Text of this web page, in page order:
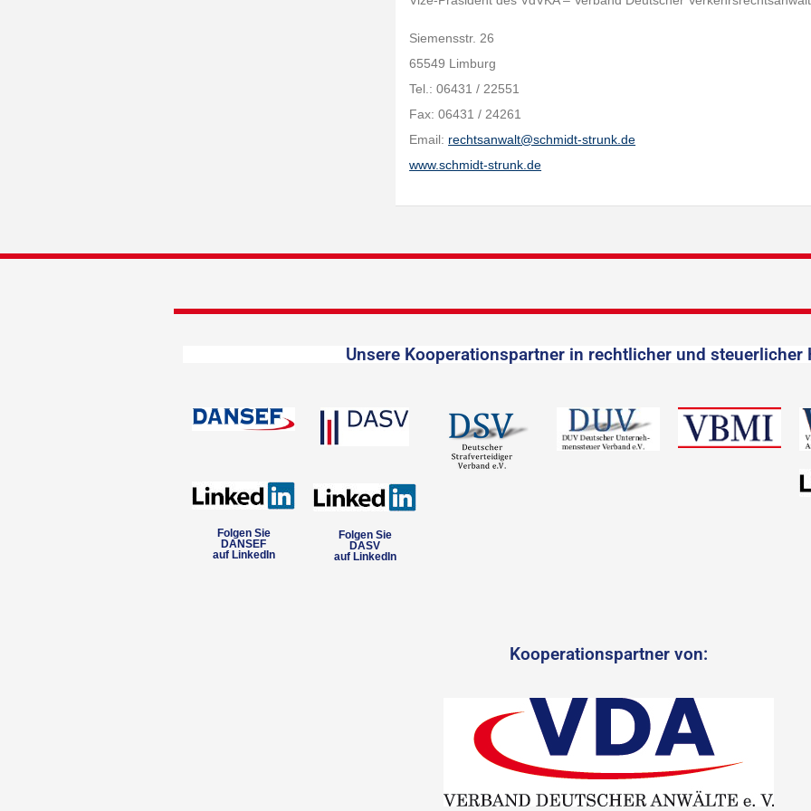
Siemensstr. 26
65549 Limburg
Tel.: 06431 / 22551
Fax: 06431 / 24261
Email: rechtsanwalt@schmidt-strunk.de
www.schmidt-strunk.de
Unsere Kooperationspartner in rechtlicher und steuerlicher
Folgen Sie
DANSEF
auf LinkedIn
Folgen Sie
DASV
auf LinkedIn
Kooperationspartner von: